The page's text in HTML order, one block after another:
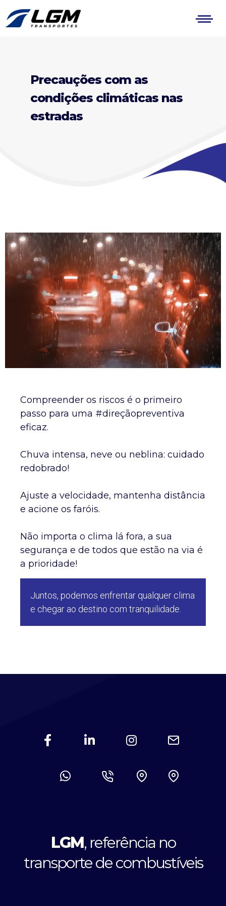
Precauções com as
condições climáticas nas
estradas
Compreender os riscos é o primeiro
passo para uma #direçãopreventiva
eficaz.
Chuva intensa, neve ou neblina: cuidado
redobrado!
Ajuste a velocidade, mantenha distância
e acione os faróis.
Não importa o clima lá fora, a sua
segurança e de todos que estão na via é
a prioridade!
Juntos, podemos enfrentar qualquer clima
e chegar ao destino com tranquilidade.
LGM, referênciano
transporte de combustíveis